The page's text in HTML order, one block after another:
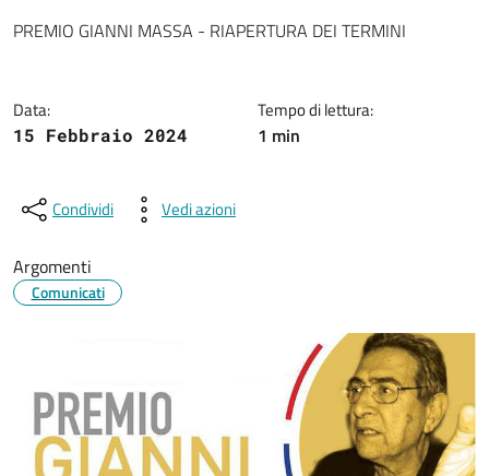
Dettagli della notizia
PREMIO GIANNI MASSA - RIAPERTURA DEI TERMINI
Data:
15 Febbraio 2024
Tempo di lettura:
1 min
Condividi Vedi azioni
Argomenti
Comunicati